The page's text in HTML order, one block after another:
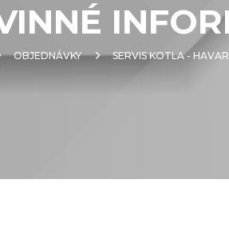
OBJEDNÁVKY SERVIS KOTLA -